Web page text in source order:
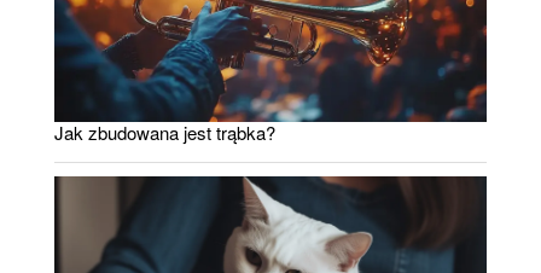
Jak zbudowana jest trąbka?